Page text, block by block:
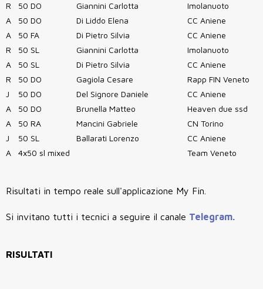
R 50 DO Giannini Carlotta
Imolanuoto
A
50 DO Di Liddo Elena
CC Aniene
A
50 FA Di Pietro Silvia
CC Aniene
R
50 SL Giannini Carlotta
Imolanuoto
A
50 SL Di Pietro Silvia
CC Aniene
R
50 DO Gagiola Cesare
Rapp FIN Veneto
J
50 DO Del Signore Daniele
CC Aniene
A
50 DO Brunella Matteo
Heaven due ssd
A
50 RA Mancini Gabriele
CN Torino
J
50 SL Ballarati Lorenzo
CC Aniene
A
4x50 sl mixed Team Veneto
Risultati in tempo reale sull'applicazione My Fin.
Si invitano tutti i tecnici a seguire il canale Telegram.
RISULTATI